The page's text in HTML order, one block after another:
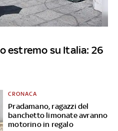
estremo su Italia: 26
Pradamano, ragazzi del
banchetto limonate avranno
motorino in regalo
CRONACA